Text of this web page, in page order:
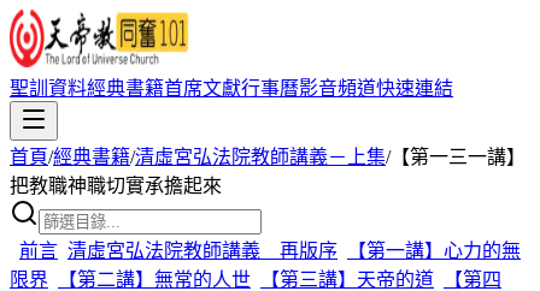
聖訓資料經典書籍首席文獻行事曆影音頻道快速連結
首頁/經典書籍/清虛宮弘法院教師講義－上集/【第一三一講】
把教職神職切實承擔起來
前言 清虛宮弘法院教師講義 再版序
【第一講】心力的無
限界
【第二講】無常的人世 【第三講】天帝的道
【第四